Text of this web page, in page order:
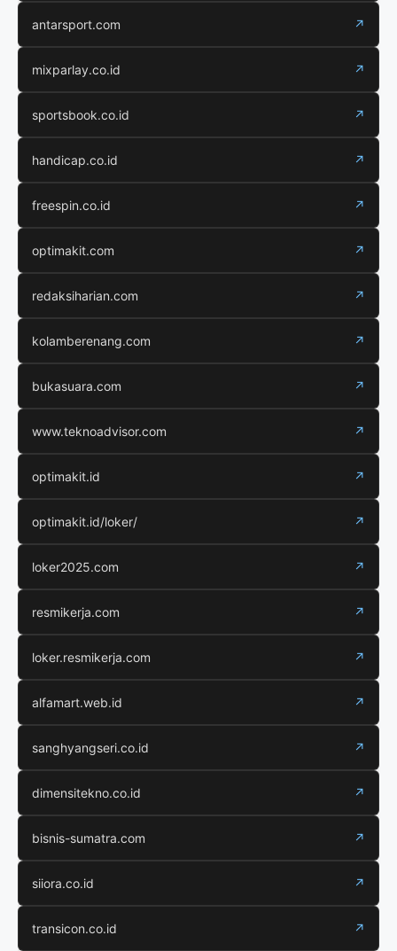
antarsport.com ↗
mixparlay.co.id ↗
sportsbook.co.id ↗
handicap.co.id ↗
freespin.co.id ↗
optimakit.com ↗
redaksiharian.com ↗
kolamberenang.com ↗
bukasuara.com ↗
www.teknoadvisor.com ↗
optimakit.id ↗
optimakit.id/loker/ ↗
loker2025.com ↗
resmikerja.com ↗
loker.resmikerja.com ↗
alfamart.web.id ↗
sanghyangseri.co.id ↗
dimensitekno.co.id ↗
bisnis-sumatra.com ↗
siiora.co.id ↗
transicon.co.id ↗